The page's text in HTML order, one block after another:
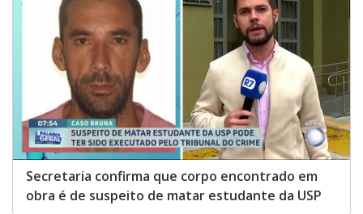
Secretaria confirma que corpo encontrado em
obra é de suspeito de matar estudante da USP